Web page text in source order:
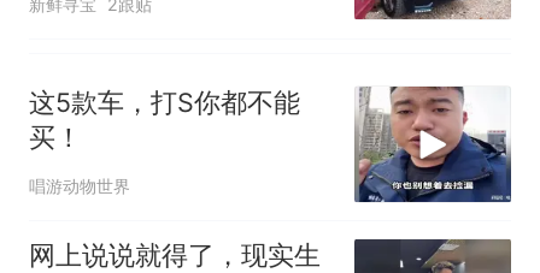
2跟贴
这5款车，打S你都不能
买！
唱游动物世界
网上说说就得了，现实生